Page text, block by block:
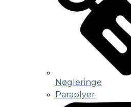
Nøgleringe
Paraplyer